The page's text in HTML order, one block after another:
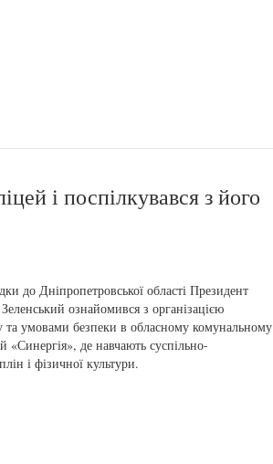
і поспілкувався з його
до Дніпропетровської області Президент
ознайомився з організацією
та умовами безпеки в обласному комунальному
«Синергія», де навчають суспільно-
і фізичної культури.